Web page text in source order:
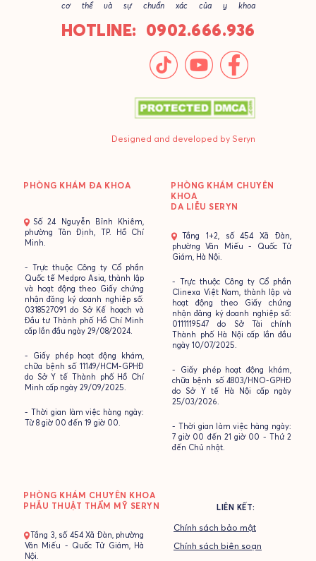
cơ thể và sự chuẩn xác của y khoa
HOTLINE: 0902.666.936
Designed and developed by Seryn
PHÒNG KHÁM ĐA KHOA
- Số 24 Nguyễn Bỉnh Khiêm,
phường Tân Định, TP. Hồ Chí
Minh.
- Trực thuộc Công ty Cổ phần
Quốc tế Medpro Asia, thành lập
và hoạt động theo Giấy chứng
nhận đăng ký doanh nghiệp số:
0318527091 do Sở Kế hoạch và
Đầu tư Thành phố Hồ Chí Minh
cấp lần đầu ngày 29/08/2024.
- Giấy phép hoạt động khám,
chữa bệnh số 11149/HCM-GPHĐ
do Sở Y tế Thành phố Hồ Chí
Minh cấp ngày 29/09/2025.
- Thời gian làm việc hàng ngày:
Từ 8 giờ 00 đến 19 giờ 00.
PHÒNG KHÁM CHUYÊN
KHOA
DA LIỄU SERYN
- Tầng 1+2, số 454 Xã Đàn,
phường Văn Miếu - Quốc Tử
Giám, Hà Nội.
- Trực thuộc Công ty Cổ phần
Clinexa Việt Nam, thành lập và
hoạt động theo Giấy chứng
nhận đăng ký doanh nghiệp số:
0111119547 do Sở Tài chính
Thành phố Hà Nội cấp lần đầu
ngày 10/07/2025.
- Giấy phép hoạt động khám,
chữa bệnh số 4803/HNO-GPHĐ
do Sở Y tế Hà Nội cấp ngày
25/03/2026.
- Thời gian làm việc hàng ngày:
7 giờ 00 đến 21 giờ 00 - Thứ 2
đến Chủ nhật.
PHÒNG KHÁM CHUYÊN KHOA
PHẪU THUẬT THẨM MỸ SERYN
- Tầng 3, số 454 Xã Đàn, phường
Văn Miếu - Quốc Tử Giám, Hà
Nội.
LIÊN KẾT:
Chính sách bảo mật
Chính sách biên soạn